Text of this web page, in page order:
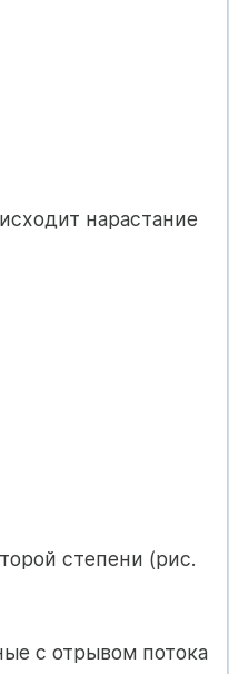
нарастание
степени (рис.
с отрывом потока